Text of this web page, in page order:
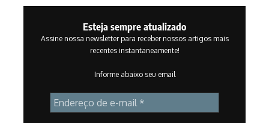
Esteja sempre atualizado
Assine nossa newsletter para receber nossos artigos mais
recentes instantaneamente!
Informe abaixo seu email